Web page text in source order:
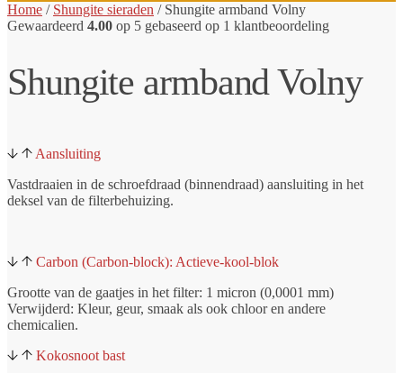
Home / Shungite sieraden / Shungite armband Volny
Gewaardeerd 4.00 op 5 gebaseerd op 1 klantbeoordeling
Shungite armband Volny
Aansluiting
Vastdraaien in de schroefdraad (binnendraad) aansluiting in het
deksel van de filterbehuizing.
Carbon (Carbon-block): Actieve-kool-blok
Grootte van de gaatjes in het filter: 1 micron (0,0001 mm)
Verwijderd: Kleur, geur, smaak als ook chloor en andere
chemicalien.
Kokosnoot bast